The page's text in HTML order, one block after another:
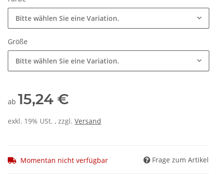
Bitte wählen Sie eine Variation.
Größe
Bitte wählen Sie eine Variation.
ab 15,24 €
exkl. 19% USt. , zzgl. Versand
Momentan nicht verfügbar Frage zum Artikel